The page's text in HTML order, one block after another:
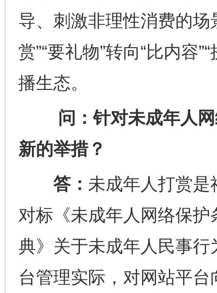
导、刺激非理性消费的场
赏”“要礼物”转向“比内容
播生态。
问：针对未成年人网
新的举措？
答： 未成年人打赏
对标《未成年人网络保
典》关于未成年人民事
台管理实际，对网站平